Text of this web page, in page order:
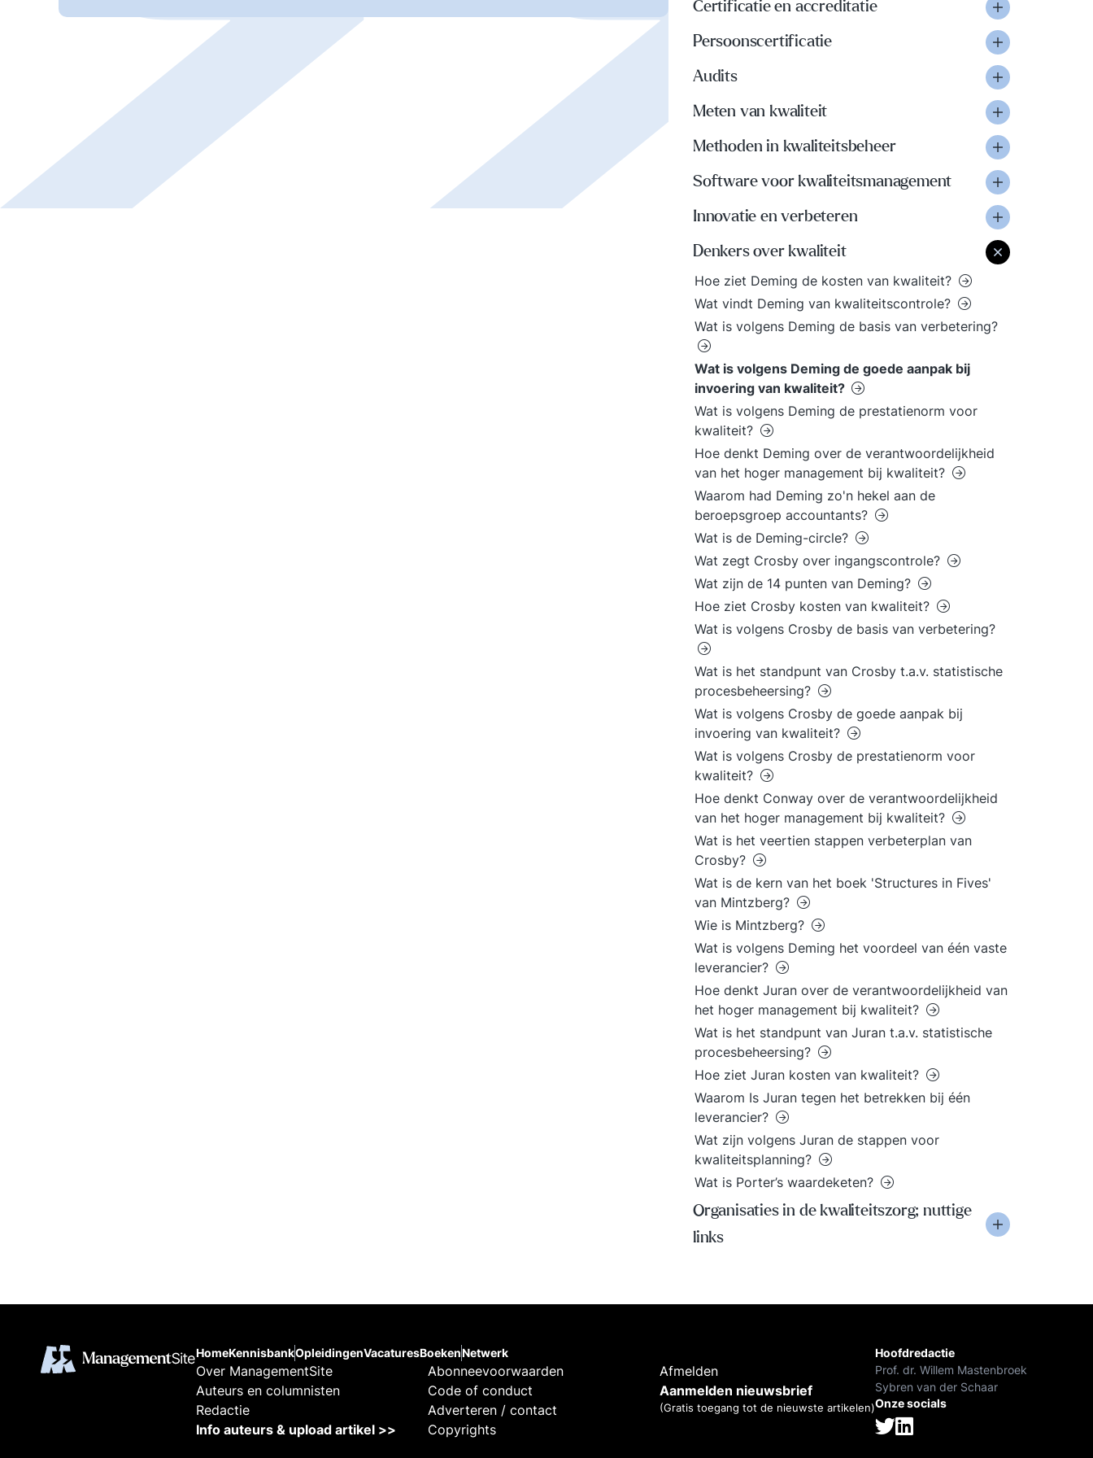
Certificatie en accreditatie
Persoonscertificatie
Audits
Meten van kwaliteit
Methoden in kwaliteitsbeheer
Software voor kwaliteitsmanagement
Innovatie en verbeteren
Denkers over kwaliteit
Hoe ziet Deming de kosten van kwaliteit?
Wat vindt Deming van kwaliteitscontrole?
Wat is volgens Deming de basis van verbetering?
Wat is volgens Deming de goede aanpak bij
invoering van kwaliteit?
Wat is volgens Deming de prestatienorm voor
kwaliteit?
Hoe denkt Deming over de verantwoordelijkheid
van het hoger management bij kwaliteit?
Waarom had Deming zo'n hekel aan de
beroepsgroep accountants?
Wat is de Deming-circle?
Wat zegt Crosby over ingangscontrole?
Wat zijn de 14 punten van Deming?
Hoe ziet Crosby kosten van kwaliteit?
Wat is volgens Crosby de basis van verbetering?
Wat is het standpunt van Crosby t.a.v. statistische
procesbeheersing?
Wat is volgens Crosby de goede aanpak bij
invoering van kwaliteit?
Wat is volgens Crosby de prestatienorm voor
kwaliteit?
Hoe denkt Conway over de verantwoordelijkheid
van het hoger management bij kwaliteit?
Wat is het veertien stappen verbeterplan van
Crosby?
Wat is de kern van het boek 'Structures in Fives'
van Mintzberg?
Wie is Mintzberg?
Wat is volgens Deming het voordeel van één vaste
leverancier?
Hoe denkt Juran over de verantwoordelijkheid van
het hoger management bij kwaliteit?
Wat is het standpunt van Juran t.a.v. statistische
procesbeheersing?
Hoe ziet Juran kosten van kwaliteit?
Waarom Is Juran tegen het betrekken bij één
leverancier?
Wat zijn volgens Juran de stappen voor
kwaliteitsplanning?
Wat is Porter’s waardeketen?
Organisaties in de kwaliteitszorg; nuttige
links
HomeKennisbankOpleidingenVacaturesBoekenNetwerk
Over ManagementSite
Auteurs en columnisten
Redactie
Info auteurs & upload artikel >>
Abonneevoorwaarden
Code of conduct
Adverteren / contact
Copyrights
Afmelden
Aanmelden nieuwsbrief
(Gratis toegang tot de nieuwste artikelen)
Hoofdredactie
Prof. dr. Willem Mastenbroek
Sybren van der Schaar
Onze socials